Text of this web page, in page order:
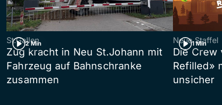
2 Min
St.Gallen
Zug kracht in Neu St.Johann mit
Fahrzeug auf Bahnschranke
zusammen
1 Min
Neue Staffel
Die Crew
Refilled»
unsicher